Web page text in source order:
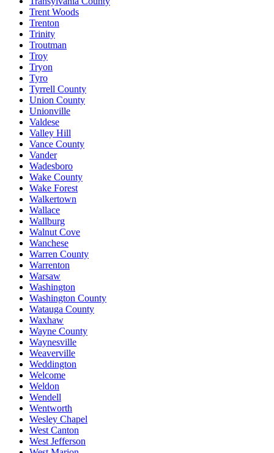
Trent Woods
Trenton
Trinity
Troutman
Troy
Tryon
Tyro
Tyrrell County
Union County
Unionville
Valdese
Valley Hill
Vance County
Vander
Wadesboro
Wake County
Wake Forest
Walkertown
Wallace
Wallburg
Walnut Cove
Wanchese
Warren County
Warrenton
Warsaw
Washington
Washington County
Watauga County
Waxhaw
Wayne County
Waynesville
Weaverville
Weddington
Welcome
Weldon
Wendell
Wentworth
Wesley Chapel
West Canton
West Jefferson